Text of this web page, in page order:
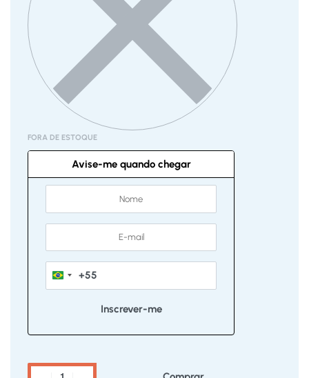
FORA DE ESTOQUE
Avise-me quando chegar
Brazil
+55
+55